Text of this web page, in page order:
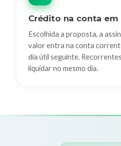
Crédito na conta em
Escolhida a proposta, a
valor entra na conta
dia útil seguinte.
liquidar no mesmo dia.